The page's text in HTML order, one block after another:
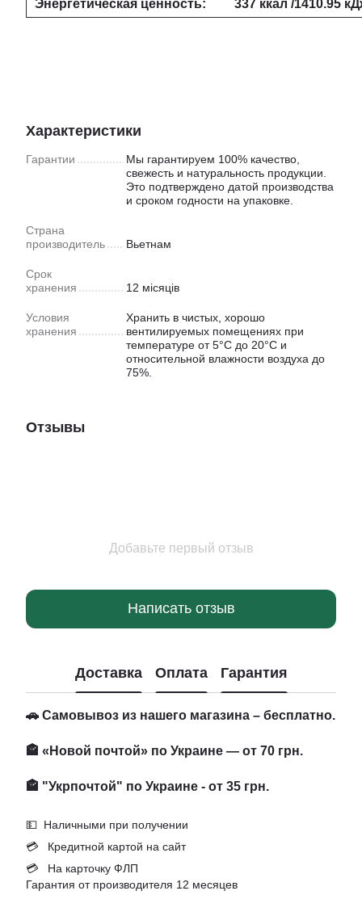
Энергетическая ценность: 337 ккал /1410.95
Характеристики
Гарантии
Мы гарантируем 100% качество,
свежесть и натуральность продукции.
Это подтверждено датой производства
и сроком годности на упаковке.
Страна
производитель
Вьетнам
Срок
хранения
12 місяців
Условия
хранения
Хранить в чистых, хорошо
вентилируемых помещениях при
температуре от 5°C до 20°C и
относительной влажности воздуха до
75%.
Отзывы
Добавьте первый отзыв
Написать отзыв
Доставка Оплата Гарантия
🚗 Самовывоз из нашего магазина – бесплатно.
🏤 «Новой почтой» по Украине — от 70 грн.
🏤 "Укрпочтой" по Украине - от 35 грн.
💵 Наличными при получении
💳 Кредитной картой на сайт
💳 На карточку ФЛП
Гарантия от производителя 12 месяцев